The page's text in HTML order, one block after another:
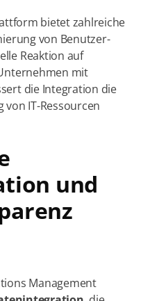
bietet zahlreiche
von Benutzer-
Reaktion auf
mit
die Integration die
IT-Ressourcen
und
Management